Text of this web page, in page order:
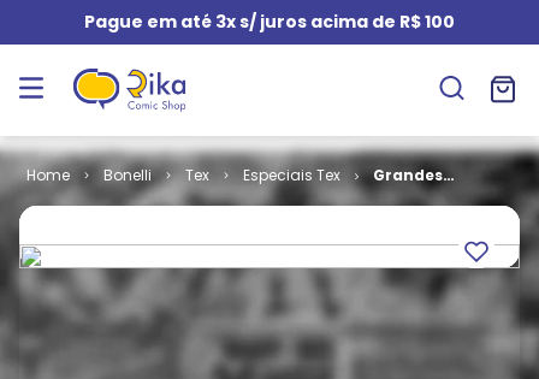
Pague em até 3x s/ juros acima de R$ 100
Bonelli Tex Especiais Tex
Grandes
Clássicos Tex